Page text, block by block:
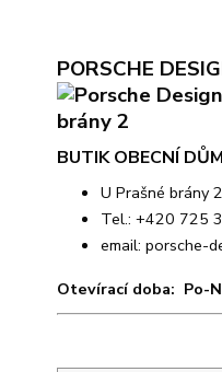
PORSCHE
BUTIK OBECNÍ DŮM
U Prašné brány 2
Tel.: +420 725
email: porsche-
Otevírací doba: Po-